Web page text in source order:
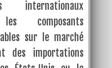
internationaux
les composants
sur le marché
des importations